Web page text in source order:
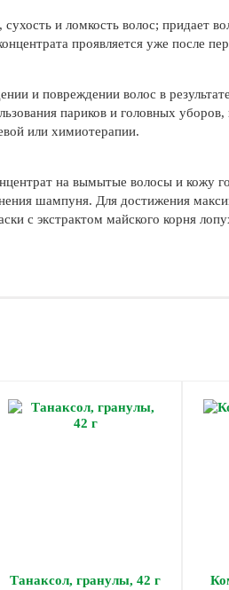
и ломкость волос; придает
проявляется уже после
и повреждении волос в
париков и головных уборов,
или химиотерапии.
на вымытые волосы и кожу
шампуня. Для достижения
с экстрактом майского корня
Танаксол, гранулы, 42 г